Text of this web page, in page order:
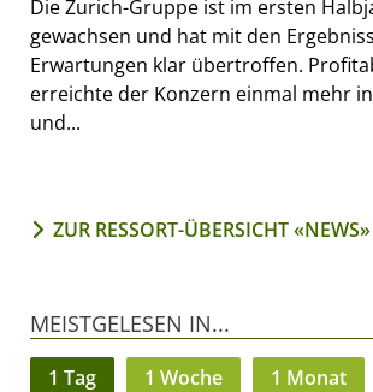
Die Zurich-Gruppe ist im ersten
gewachsen und hat mit den
Erwartungen klar übertroffen.
erreichte der Konzern einmal mehr
und...
ZUR RESSORT-ÜBERSICHT «NEWS»
MEISTGELESEN IN...
1 Tag 1 Woche 1 Monat